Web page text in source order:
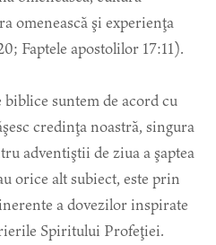
omenească şi experienţa
Faptele apostolilor 17:11).
suntem de acord cu
credinţa noastră, singura
adventiştii de ziua a şaptea
orice alt subiect, este prin
a dovezilor inspirate
Spiritului Profeţiei.